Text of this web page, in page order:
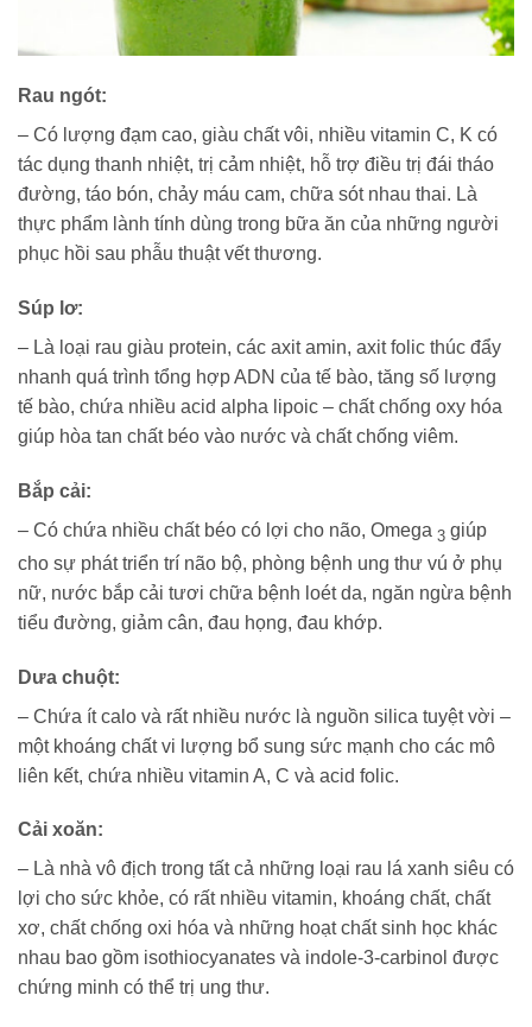
Rau ngót:
– Có lượng đạm cao, giàu chất vôi, nhiều vitamin C, K có
tác dụng thanh nhiệt, trị cảm nhiệt, hỗ trợ điều trị đái tháo
đường, táo bón, chảy máu cam, chữa sót nhau thai. Là
thực phẩm lành tính dùng trong bữa ăn của những người
phục hồi sau phẫu thuật vết thương.
Súp lơ:
– Là loại rau giàu protein, các axit amin, axit folic thúc đẩy
nhanh quá trình tổng hợp ADN của tế bào, tăng số lượng
tế bào, chứa nhiều acid alpha lipoic – chất chống oxy hóa
giúp hòa tan chất béo vào nước và chất chống viêm.
Bắp cải:
– Có chứa nhiều chất béo có lợi cho não, Omega 3 giúp
cho sự phát triển trí não bộ, phòng bệnh ung thư vú ở phụ
nữ, nước bắp cải tươi chữa bệnh loét da, ngăn ngừa bệnh
tiểu đường, giảm cân, đau họng, đau khớp.
Dưa chuột:
– Chứa ít calo và rất nhiều nước là nguồn silica tuyệt vời –
một khoáng chất vi lượng bổ sung sức mạnh cho các mô
liên kết, chứa nhiều vitamin A, C và acid folic.
Cải xoăn:
– Là nhà vô địch trong tất cả những loại rau lá xanh siêu có
lợi cho sức khỏe, có rất nhiều vitamin, khoáng chất, chất
xơ, chất chống oxi hóa và những hoạt chất sinh học khác
nhau bao gồm isothiocyanates và indole-3-carbinol được
chứng minh có thể trị ung thư.